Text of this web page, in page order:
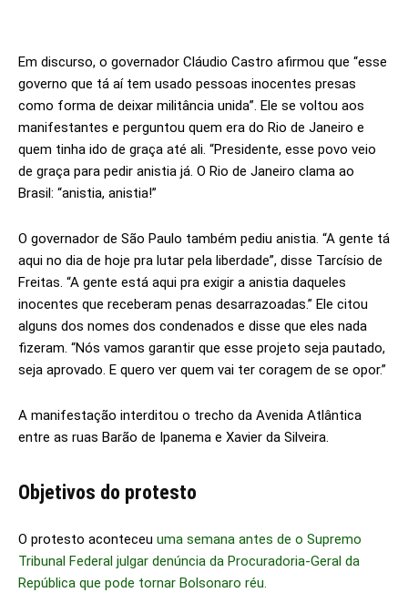
Em discurso, o governador Cláudio Castro afirmou que “esse
governo que tá aí tem usado pessoas inocentes presas
como forma de deixar militância unida”. Ele se voltou aos
manifestantes e perguntou quem era do Rio de Janeiro e
quem tinha ido de graça até ali. “Presidente, esse povo veio
de graça para pedir anistia já. O Rio de Janeiro clama ao
Brasil: “anistia, anistia!”
O governador de São Paulo também pediu anistia. “A gente tá
aqui no dia de hoje pra lutar pela liberdade”, disse Tarcísio de
Freitas. “A gente está aqui pra exigir a anistia daqueles
inocentes que receberam penas desarrazoadas.” Ele citou
alguns dos nomes dos condenados e disse que eles nada
fizeram. “Nós vamos garantir que esse projeto seja pautado,
seja aprovado. E quero ver quem vai ter coragem de se opor.”
A manifestação interditou o trecho da Avenida Atlântica
entre as ruas Barão de Ipanema e Xavier da Silveira.
Objetivos do protesto
O protesto aconteceu uma semana antes de o Supremo
Tribunal Federal julgar denúncia da Procuradoria-Geral da
República que pode tornar Bolsonaro réu.